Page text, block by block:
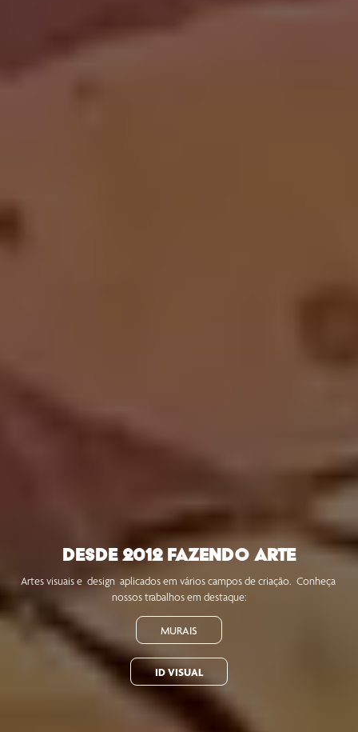
DESDE 2012 FAZENDO ARTE
Artes visuais e  design  aplicados em vários campos de criação.  Conheça
nossos trabalhos em destaque:
MURAIS
ID VISUAL